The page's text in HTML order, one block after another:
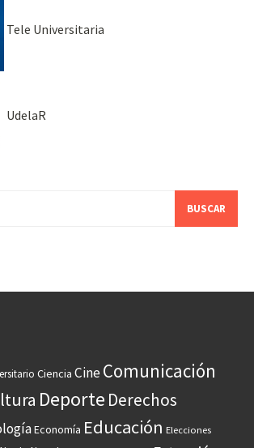
Tele Universitaria
UdelaR
Ciencia CineComunicación
Deporte Derechos
Economía Educación Elecciones